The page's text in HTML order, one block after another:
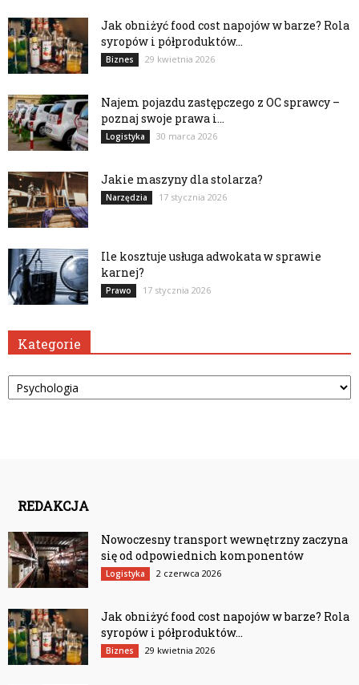
Jak obniżyć food cost napojów w barze? Rola
syropów i półproduktów...
Biznes 29 kwietnia 2026
Najem pojazdu zastępczego z OC sprawcy –
poznaj swoje prawa i...
Logistyka 30 marca 2026
Jakie maszyny dla stolarza?
Narzędzia 17 stycznia 2026
Ile kosztuje usługa adwokata w sprawie
karnej?
Prawo 17 stycznia 2026
Kategorie
Kategorie
REDAKCJA
Nowoczesny transport wewnętrzny zaczyna
się od odpowiednich komponentów
Logistyka 2 czerwca 2026
Jak obniżyć food cost napojów w barze? Rola
syropów i półproduktów...
Biznes 29 kwietnia 2026